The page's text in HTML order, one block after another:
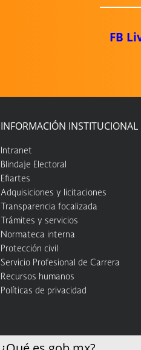
FB
INFORMACIÓN INSTITUCIONAL
Intranet
Blindaje Electoral
Efiartes
Adquisiciones y licitaciones
Transparencia focalizada
Trámites y servicios
Normateca interna
Protección civil
Servicio Profesional de Carrera
Recursos humanos
Políticas de privacidad